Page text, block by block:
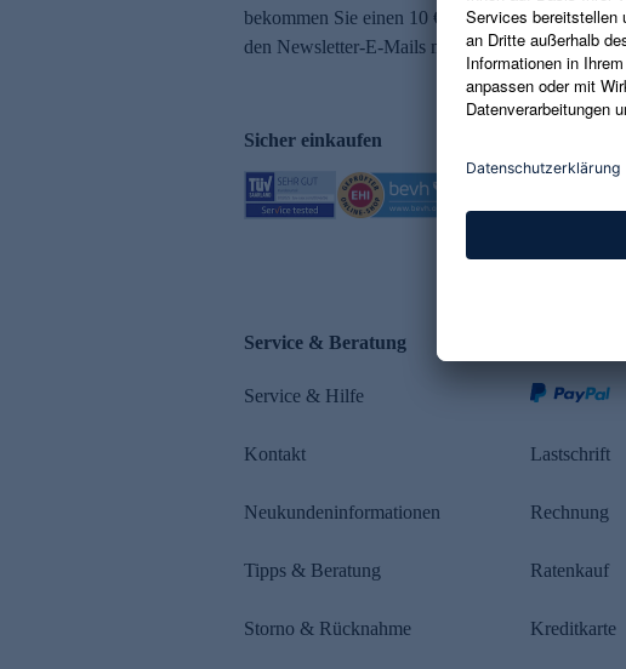
bekommen Sie einen 10 € Gutschein. Eine
den Newsletter-E-Mails möglich.
Sicher einkaufen
Service & Beratung
Service & Hilfe
Kontakt
Neukundeninformationen
Tipps & Beratung
Storno & Rücknahme
Lastschrift
Rechnung
Ratenkauf
Kreditkarte